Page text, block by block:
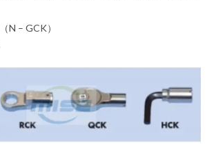
N – GCK）